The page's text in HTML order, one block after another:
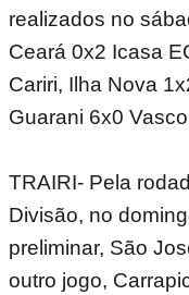
realizados no
Ceará 0x2 Icasa
Cariri, Ilha Nova
Guarani 6x0
TRAIRI- Pela
Divisão, no
preliminar, São
outro jogo,